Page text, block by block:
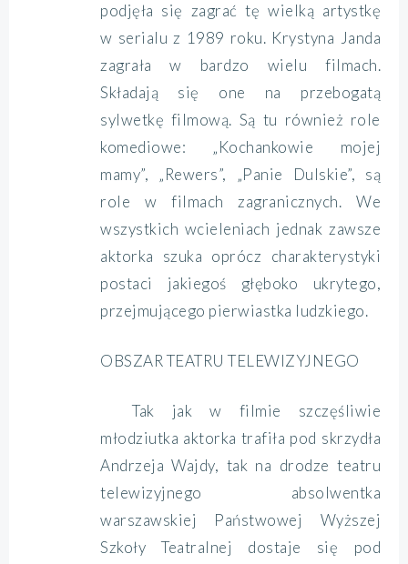
podjęła się zagrać tę wielką artystkę
w serialu z 1989 roku. Krystyna Janda
zagrała w bardzo wielu filmach.
Składają się one na przebogatą
sylwetkę filmową. Są tu również role
komediowe: „Kochankowie mojej
mamy”, „Rewers”, „Panie Dulskie”, są
role w filmach zagranicznych. We
wszystkich wcieleniach jednak zawsze
aktorka szuka oprócz charakterystyki
postaci jakiegoś głęboko ukrytego,
przejmującego pierwiastka ludzkiego.
OBSZAR TEATRU TELEWIZYJNEGO
Tak jak w filmie szczęśliwie
młodziutka aktorka trafiła pod skrzydła
Andrzeja Wajdy, tak na drodze teatru
telewizyjnego absolwentka
warszawskiej Państwowej Wyższej
Szkoły Teatralnej dostaje się pod